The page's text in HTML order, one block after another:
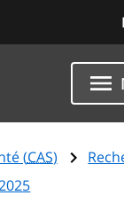
(CAS)